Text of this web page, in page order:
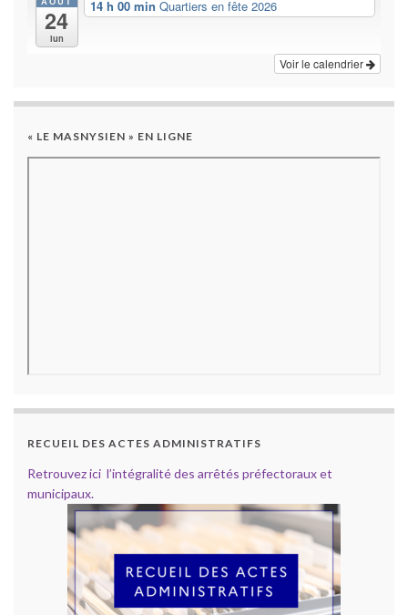
24
lun
14 h 00 min Quartiers en fête 2026
Voir le calendrier
« LE MASNYSIEN » EN LIGNE
RECUEIL DES ACTES ADMINISTRATIFS
Retrouvez ici l’intégralité des arrêtés préfectoraux et
municipaux.